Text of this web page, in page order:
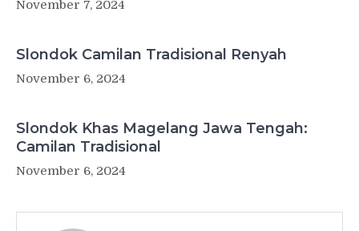
November 7, 2024
Slondok Camilan Tradisional Renyah
November 6, 2024
Slondok Khas Magelang Jawa Tengah:
Camilan Tradisional
November 6, 2024